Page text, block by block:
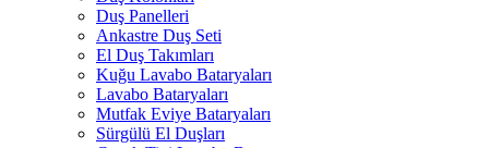
Duş Panelleri
Ankastre Duş Seti
El Duş Takımları
Kuğu Lavabo Bataryaları
Lavabo Bataryaları
Mutfak Eviye Bataryaları
Sürgülü El Duşları